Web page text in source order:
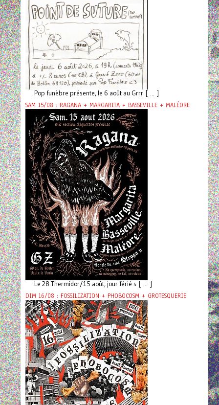
Pop funèbre présente, le 6 août au Grrr [ ... ]
SAM 15/08 : RAGANA + MARGARITA + BASSEVILLE + MALÉORE
Le 28 Thermidor/15 août, jour férié s [ ... ]
DIM 16/08 : FOSSILIZATION + PHOBOCOSM + GROTESQUERIE